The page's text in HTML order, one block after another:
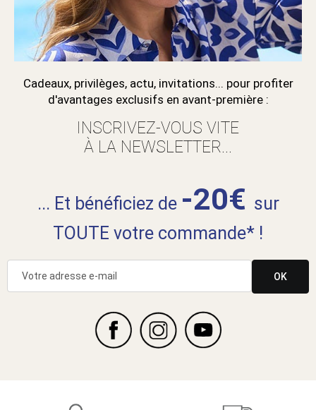
Cadeaux, privilèges, actu, invitations... pour profiter
d'avantages exclusifs en avant-première :
INSCRIVEZ-VOUS VITE
À LA NEWSLETTER...
... Et bénéficiez de -20€ sur
TOUTE votre commande* !
OK